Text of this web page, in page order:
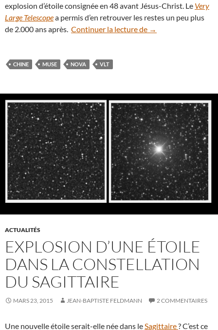
explosion d’étoile consignée en 48 avant Jésus-Christ. Le Very
Large Telescopea permis d’en retrouver les restes un peu plus
de 2.000 ans après. Continuer la lecture de La nova observée
→
CHINE MUSE NOVA VLT
ACTUALITÉS
EXPLOSION D’UNE ÉTOILE
DANS LA CONSTELLATION
DU SAGITTAIRE
MARS 23, 2015 JEAN-BAPTISTE FELDMANN 2 COMMENTAIRES
Une nouvelle étoile serait-elle née dans leSagittaire? C’est ce